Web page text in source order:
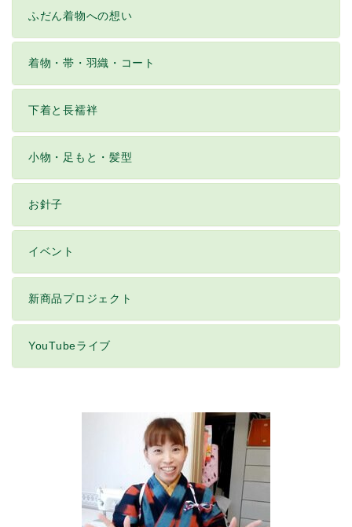
ふだん着物への想い
着物・帯・羽織・コート
下着と長襦袢
小物・足もと・髪型
お針子
イベント
新商品プロジェクト
YouTubeライブ